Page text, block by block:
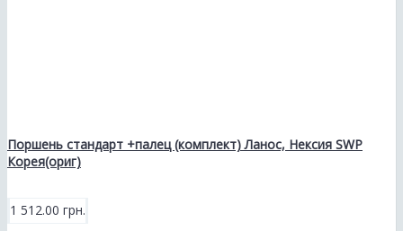
Поршень стандарт +палец (комплект) Ланос, Нексия SWP
Корея(ориг)
1 512.00 грн.